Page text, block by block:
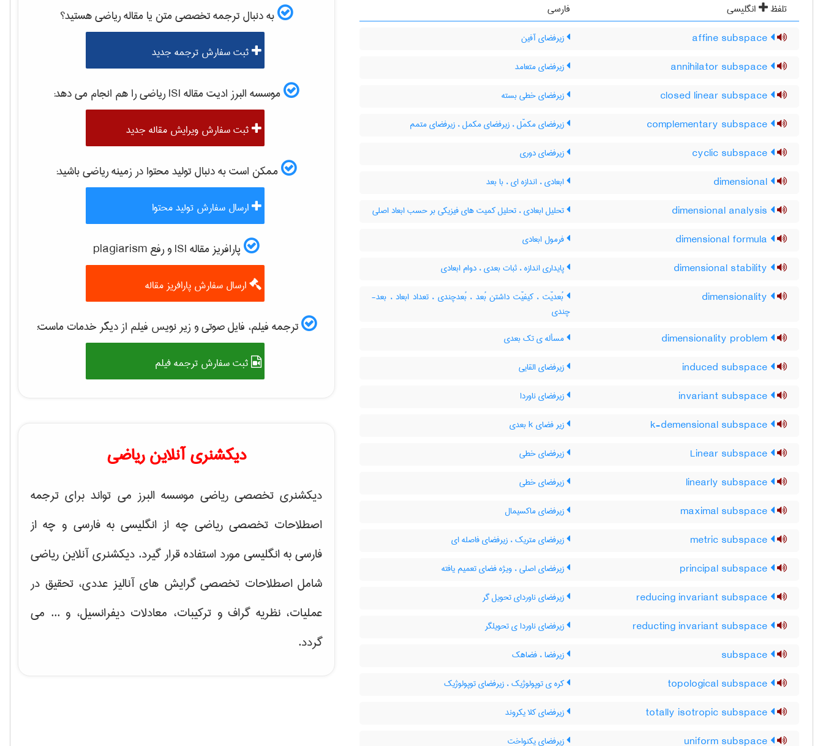
تلفظ انگلیسی
فارسی
زیرفضای آفین
زیرفضای متعامد
زیرفضای خطی بسته
زیرفضای مکمّل ، زیرفضای مکمل ، زیرفضای متمم
زیرفضای دوری
ابعادی ، اندازه ای ، با بعد
تحلیل ابعادی ، تحلیل کمیت های فیزیکی بر حسب ابعاد اصلی
فرمول ابعادی
پایداری اندازه ، ثبات بعدی ، دوام ابعادی
بُعدیّت ، کیفیّت داشتن بُعد ، بُعدچندی ، تعداد ابعاد ، بعد-
چندی
مسأله ی تک بعدی
زیرفضای القایی
زیرفضای ناوردا
زیر فضای k بعدی
زیرفضای خطی
زیرفضای خطی
زیرفضای ماکسیمال
زیرفضای متریک ، زیرفضای فاصله ای
زیرفضای اصلی ، ویژه فضای تعمیم یافته
زیرفضای ناوردای تحویل گر
زیرفضای ناوردا ی تحویلگر
زیرفضا ، فضاهک
کره ی توپولوژیک ، زیرفضای توپولوژیک
زیرفضای کلا یکروند
زیرفضای یکنواخت
به دنبال ترجمه تخصصی متن یا مقالهرياضیهستید؟
ثبت سفارش ترجمه جدید
موسسه البرز ادیت مقاله ISI رياضیرا هم انجام می دهد:
ثبت سفارش ویرایش مقاله جدید
ممکن است به دنبال تولید محتوا در زمینهرياضیباشید:
ارسال سفارش تولید محتوا
پارافریز مقاله ISI و رفع plagiarism
ارسال سفارش پارافریز مقاله
ترجمه فیلم، فایل صوتی و زیر نویس فیلم از دیگر خدمات ماست:
ثبت سفارش ترجمه فیلم
دیکشنری آنلاین ریاضی
دیکشنری تخصصی ریاضی موسسه البرز می تواند برای ترجمه
اصطلاحات تخصصی ریاضی چه از انگلیسی به فارسی و چه از
فارسی به انگلیسی مورد استفاده قرار گیرد. دیکشنری آنلاین ریاضی
شامل اصطلاحات تخصصی گرایش هایآنالیز عددی، تحقیق در
عملیات، نظریه گراف و تركیبات، معادلات دیفرانسیل، و ... می
گردد.